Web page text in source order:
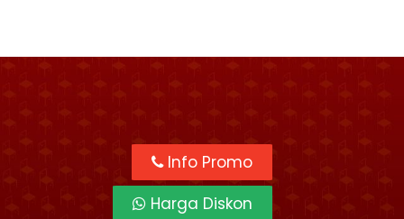
Info Promo
Harga Diskon